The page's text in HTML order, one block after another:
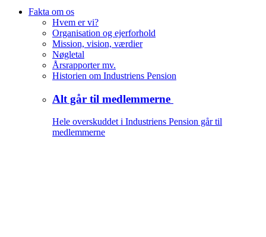
Fakta om os
Hvem er vi?
Organisation og ejerforhold
Mission, vision, værdier
Nøgletal
Årsrapporter mv.
Historien om Industriens Pension
Alt går til medlemmerne
Hele overskuddet i Industriens Pension går til
medlemmerne